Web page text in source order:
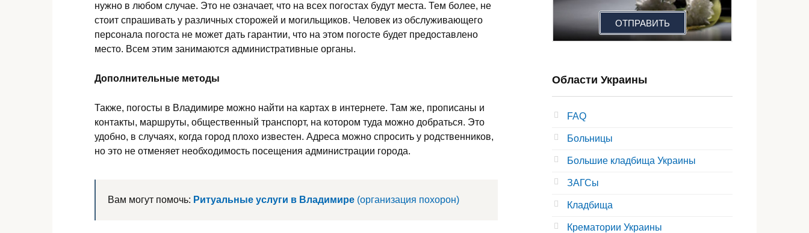
нужно в любом случае. Это не означает, что на всех погостах будут места. Тем более, не
стоит спрашивать у различных сторожей и могильщиков. Человек из обслуживающего
персонала погоста не может дать гарантии, что на этом погосте будет предоставлено
место. Всем этим занимаются административные органы.
Дополнительные методы
Также, погосты в Владимире можно найти на картах в интернете. Там же, прописаны и
контакты, маршруты, общественный транспорт, на котором туда можно добраться. Это
удобно, в случаях, когда город плохо известен. Адреса можно спросить у родственников,
но это не отменяет необходимость посещения администрации города.
Вам могут помочь: Ритуальные услуги в Владимире (организация похорон)
ОТПРАВИТЬ
Области Украины
FAQ
Больницы
Большие кладбища Украины
ЗАГСы
Кладбища
Крематории Украины